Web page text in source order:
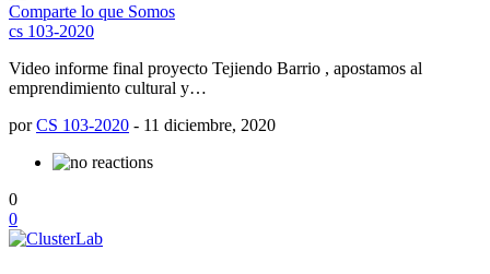
Comparte lo que Somos
cs 103-2020
Video informe final proyecto Tejiendo Barrio , apostamos al
emprendimiento cultural y…
porCS 103-2020 - 11 diciembre, 2020
0
0